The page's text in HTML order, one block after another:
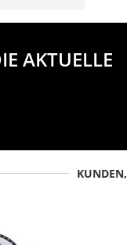
AKTUELLE